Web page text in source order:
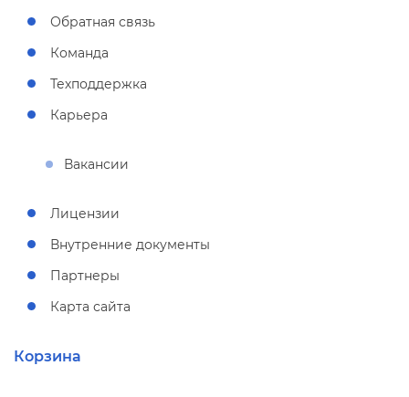
Обратная связь
Команда
Техподдержка
Карьера
акансии
Лицензии
нутренние документы
Партнеры
Карта сайта
Корзина